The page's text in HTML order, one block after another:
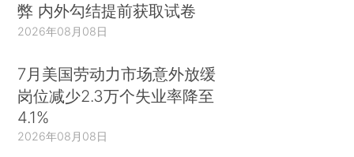
弊 内外勾结提前获取试卷
2026年08月08日
7月美国劳动力市场意外放缓
岗位减少2.3万个失业率降至
4.1%
2026年08月08日